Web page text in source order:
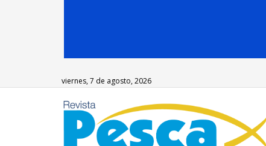
viernes, 7 de agosto, 2026